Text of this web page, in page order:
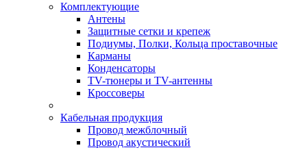
Комплектующие
Антены
Защитные сетки и крепеж
Подиумы, Полки, Кольца проставочные
Карманы
Конденсаторы
TV-тюнеры и TV-антенны
Кроссоверы
Кабельная продукция
Провод межблочный
Провод акустический